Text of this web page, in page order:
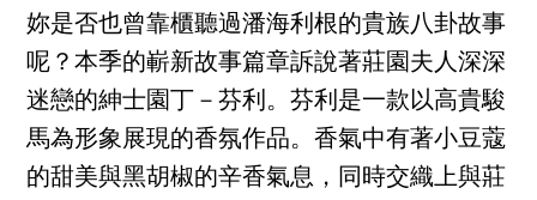
妳是否也曾靠櫃聽過潘海利根的貴族八卦故事
呢？本季的嶄新故事篇章訴說著莊園夫人深深
迷戀的紳士園丁－芬利。芬利是一款以高貴駿
馬為形象展現的香氛作品。香氣中有著小豆蔻
的甜美與黑胡椒的辛香氣息，同時交織上與莊